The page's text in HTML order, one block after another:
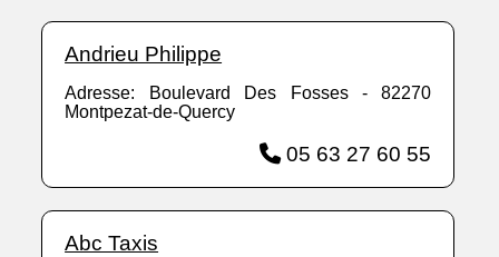
Andrieu Philippe
Adresse: Boulevard Des Fosses - 82270
Montpezat-de-Quercy
05 63 27 60 55
Abc Taxis